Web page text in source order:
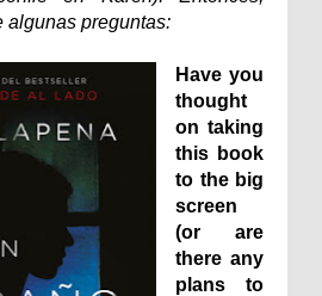
algunas preguntas:
Have you
thought
on taking
this book
to the big
screen
(or are
there any
plans to